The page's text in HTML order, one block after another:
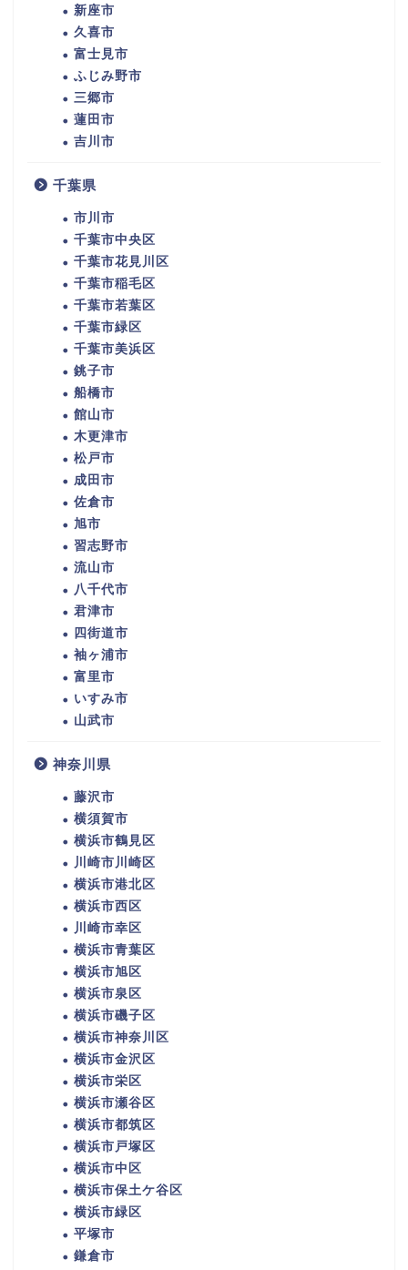
新座市
久喜市
富士見市
ふじみ野市
三郷市
蓮田市
吉川市
千葉県
市川市
千葉市中央区
千葉市花見川区
千葉市稲毛区
千葉市若葉区
千葉市緑区
千葉市美浜区
銚子市
船橋市
館山市
木更津市
松戸市
成田市
佐倉市
旭市
習志野市
流山市
八千代市
君津市
四街道市
袖ヶ浦市
富里市
いすみ市
山武市
神奈川県
藤沢市
横須賀市
横浜市鶴見区
川崎市川崎区
横浜市港北区
横浜市西区
川崎市幸区
横浜市青葉区
横浜市旭区
横浜市泉区
横浜市磯子区
横浜市神奈川区
横浜市金沢区
横浜市栄区
横浜市瀬谷区
横浜市都筑区
横浜市戸塚区
横浜市中区
横浜市保土ケ谷区
横浜市緑区
平塚市
鎌倉市